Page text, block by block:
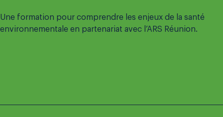
Une formation pour comprendre les enjeux de la santé
environnementale en partenariat avec l’ARS Réunion.